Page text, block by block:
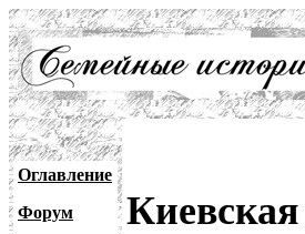
Оглавление
Форум